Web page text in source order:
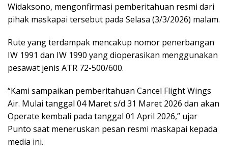
Widaksono, mengonfirmasi pemberitahuan resmi dari
pihak maskapai tersebut pada Selasa (3/3/2026) malam.
Rute yang terdampak mencakup nomor penerbangan
IW 1991 dan IW 1990 yang dioperasikan menggunakan
pesawat jenis ATR 72-500/600.
“Kami sampaikan pemberitahuan Cancel Flight Wings
Air. Mulai tanggal 04 Maret s/d 31 Maret 2026 dan akan
Operate kembali pada tanggal 01 April 2026,” ujar
Punto saat meneruskan pesan resmi maskapai kepada
media ini.